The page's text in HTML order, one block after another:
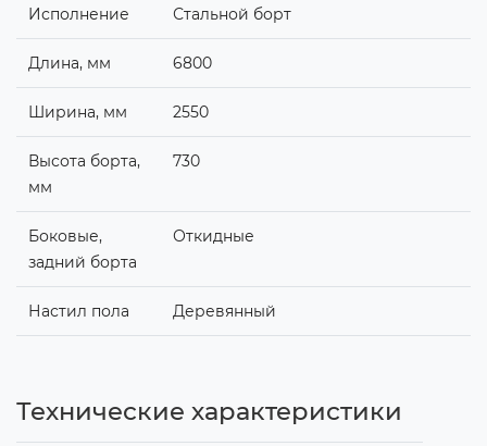
Исполнение Стальной борт
Длина, мм 6800
Ширина, мм 2550
Высота борта,
мм
730
Боковые,
задний борта
Откидные
Настил пола Деревянный
Технические характеристики